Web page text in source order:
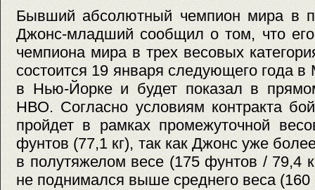
Бывший абсолютный чемпион мира в
Джонс-младший сообщил о том, что его
чемпиона мира в трех весовых
состоится 19 января следующего года в
в Нью-Йорке и будет показал в
НВО. Согласно условиям контракта
пройдет в рамках промежуточной
фунтов (77,1 кг), так как Джонс уже
в полутяжелом весе (175 фунтов / 79,4
не поднимался выше среднего веса (160